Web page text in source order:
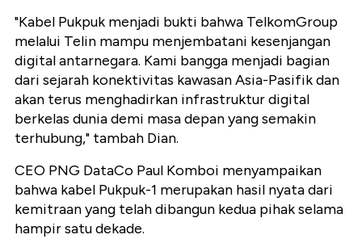
"Kabel Pukpuk menjadi bukti bahwa TelkomGroup
melalui Telin mampu menjembatani kesenjangan
digital antarnegara. Kami bangga menjadi bagian
dari sejarah konektivitas kawasan Asia-Pasifik dan
akan terus menghadirkan infrastruktur digital
berkelas dunia demi masa depan yang semakin
terhubung," tambah Dian.
CEO PNG DataCo Paul Komboi menyampaikan
bahwa kabel Pukpuk-1 merupakan hasil nyata dari
kemitraan yang telah dibangun kedua pihak selama
hampir satu dekade.